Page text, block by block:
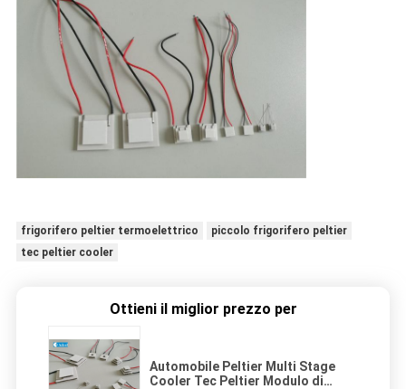
frigorifero peltier termoelettrico
piccolo frigorifero peltier
tec peltier cooler
Ottieni il miglior prezzo per
Automobile Peltier Multi Stage
Cooler Tec Peltier Modulo di